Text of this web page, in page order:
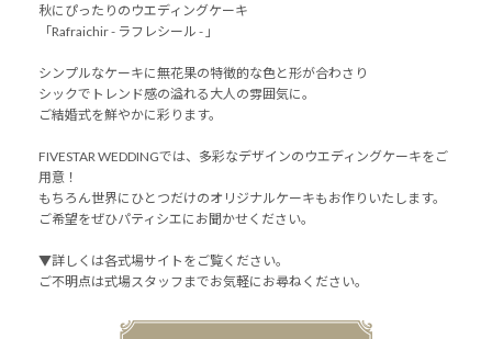
秋にぴったりのウエディングケーキ
「Rafraichir - ラフレシール - 」
シンプルなケーキに無花果の特徴的な色と形が合わさり
シックでトレンド感の溢れる大人の雰囲気に。
ご結婚式を鮮やかに彩ります。
FIVESTAR WEDDINGでは、多彩なデザインのウエディングケーキをご
用意！
もちろん世界にひとつだけのオリジナルケーキもお作りいたします。
ご希望をぜひパティシエにお聞かせください。
▼詳しくは各式場サイトをご覧ください。
ご不明点は式場スタッフまでお気軽にお尋ねください。